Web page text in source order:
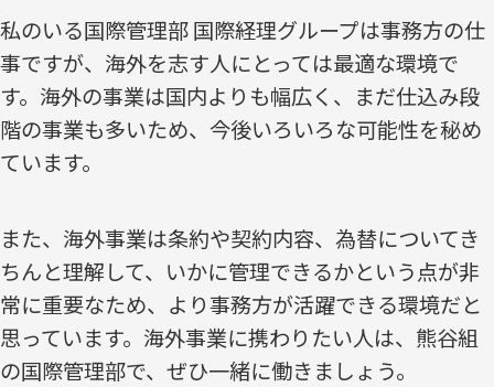
私のいる国際管理部 国際経理グループは事務方の仕
事ですが、海外を志す人にとっては最適な環境で
す。海外の事業は国内よりも幅広く、まだ仕込み段
階の事業も多いため、今後いろいろな可能性を秘め
ています。
また、海外事業は条約や契約内容、為替についてき
ちんと理解して、いかに管理できるかという点が非
常に重要なため、より事務方が活躍できる環境だと
思っています。海外事業に携わりたい人は、熊谷組
の国際管理部で、ぜひ一緒に働きましょう。